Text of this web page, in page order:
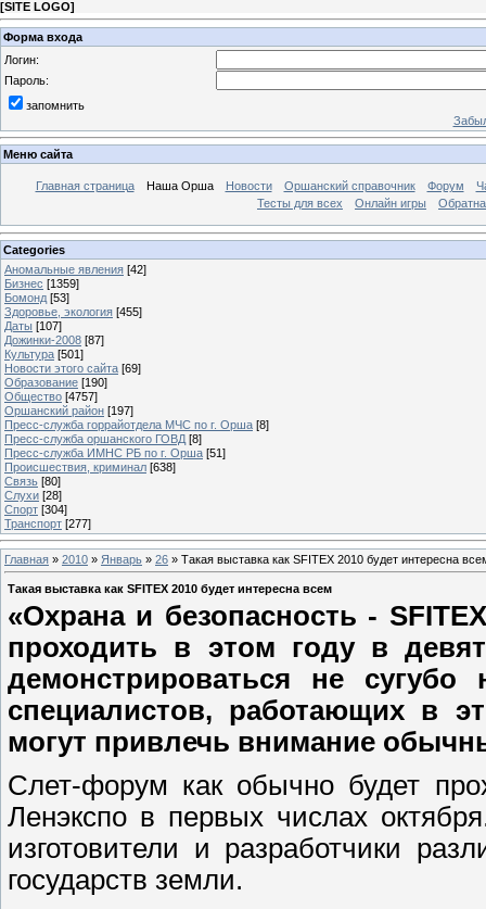
[SITE LOGO]
Форма входа
Логин:
Пароль:
запомнить
Меню сайта
Главная страница Наша Орша Новости Оршанский справочник Форум
Тесты для всех
Онлайн игры
Categories
Аномальные явления [42]
Бизнес [1359]
Бомонд [53]
Здоровье, экология [455]
Даты [107]
Дожинки-2008 [87]
Культура [501]
Новости этого сайта [69]
Образование [190]
Общество [4757]
Оршанский район [197]
Пресс-служба горрайотдела МЧС по г. Орша [8]
Пресс-служба оршанского ГОВД [8]
Пресс-служба ИМНС РБ по г. Орша [51]
Проиcшествия, криминал [638]
Связь [80]
Слухи [28]
Спорт [304]
Транспорт [277]
Главная » 2010 » Январь » 26 » Такая выставка как SFITEX 2010 будет интересна
Такая выставка как SFITEX 2010 будет интересна всем
«Охрана и безопасность -
проходить в этом году в
демонстрироваться не
специалистов, работающих в
могут привлечь внимание
Слет-форум как обычно будет
Ленэкспо в первых числах
изготовители и разработчики
государств земли.